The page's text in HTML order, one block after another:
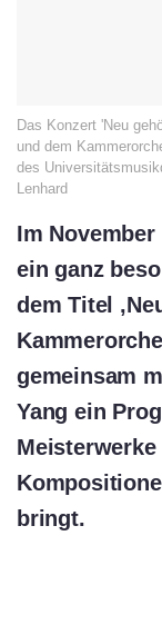
Das Konzert 'Neu
und dem
des
Lenhard
Im
ein ganz
dem Titel
gemeinsam
Yang ein
bringt.